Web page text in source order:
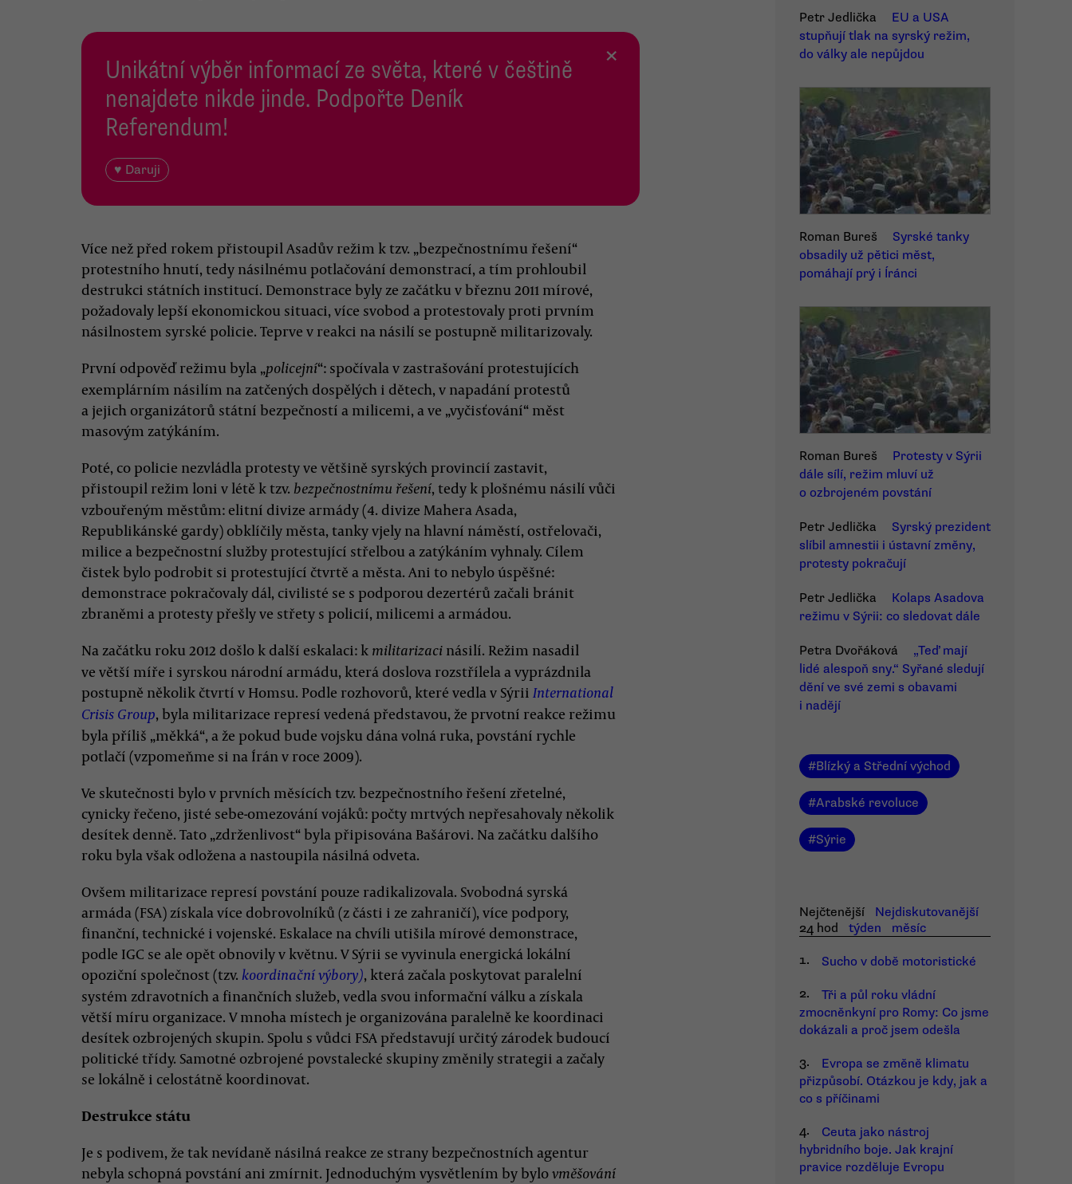
Unikátní výběr informací ze světa, které v češtině
nenajdete nikde jinde. Podpořte Deník
Referendum!
♥ Daruji
×
Více než před rokem přistoupil Asadův režim k tzv. „bezpečnostnímu řešení“
protestního hnutí, tedy násilnému potlačování demonstrací, a tím prohloubil
destrukci státních institucí. Demonstrace byly ze začátku v březnu 2011 mírové,
požadovaly lepší ekonomickou situaci, více svobod a protestovaly proti prvním
násilnostem syrské policie. Teprve v reakci na násilí se postupně militarizovaly.
První odpověď režimu byla „policejní“: spočívala v zastrašování protestujících
exemplárním násilím na zatčených dospělých i dětech, v napadání protestů
a jejich organizátorů státní bezpečností a milicemi, a ve „vyčisťování“ měst
masovým zatýkáním.
Poté, co policie nezvládla protesty ve většině syrských provincií zastavit,
přistoupil režim loni v létě k tzv. bezpečnostnímu řešení, tedy k plošnému násilí vůči
vzbouřeným městům: elitní divize armády (4. divize Mahera Asada,
Republikánské gardy) obklíčily města, tanky vjely na hlavní náměstí, ostřelovači,
milice a bezpečnostní služby protestující střelbou a zatýkáním vyhnaly. Cílem
čistek bylo podrobit si protestující čtvrtě a města. Ani to nebylo úspěšné:
demonstrace pokračovaly dál, civilisté se s podporou dezertérů začali bránit
zbraněmi a protesty přešly ve střety s policií, milicemi a armádou.
Na začátku roku 2012 došlo k další eskalaci: k militarizaci násilí. Režim nasadil
ve větší míře i syrskou národní armádu, která doslova rozstřílela a vyprázdnila
postupně několik čtvrtí v Homsu. Podle rozhovorů, které vedla v Sýrii International
Crisis Group, byla militarizace represí vedená představou, že prvotní reakce režimu
byla příliš „měkká“, a že pokud bude vojsku dána volná ruka, povstání rychle
potlačí (vzpomeňme si na Írán v roce 2009).
Ve skutečnosti bylo v prvních měsících tzv. bezpečnostního řešení zřetelné,
cynicky řečeno, jisté sebe-omezování vojáků: počty mrtvých nepřesahovaly několik
desítek denně. Tato „zdrženlivost“ byla připisována Bašárovi. Na začátku dalšího
roku byla však odložena a nastoupila násilná odveta.
Ovšem militarizace represí povstání pouze radikalizovala. Svobodná syrská
armáda (FSA) získala více dobrovolníků (z části i ze zahraničí), více podpory,
finanční, technické i vojenské. Eskalace na chvíli utišila mírové demonstrace,
podle IGC se ale opět obnovily v květnu. V Sýrii se vyvinula energická lokální
opoziční společnost (tzv. koordinační výbory), která začala poskytovat paralelní
systém zdravotních a finančních služeb, vedla svou informační válku a získala
větší míru organizace. V mnoha místech je organizována paralelně ke koordinaci
desítek ozbrojených skupin. Spolu s vůdci FSA představují určitý zárodek budoucí
politické třídy. Samotné ozbrojené povstalecké skupiny změnily strategii a začaly
se lokálně i celostátně koordinovat.
Destrukce státu
Je s podivem, že tak nevídaně násilná reakce ze strany bezpečnostních agentur
nebyla schopná povstání ani zmírnit. Jednoduchým vysvětlením by bylovměšování
Petr Jedlička
EU a USA
stupňují tlak na syrský režim,
do války ale nepůjdou
Roman Bureš
Syrské tanky
obsadily už pětici měst,
pomáhají prý i Íránci
Roman Bureš
Protesty v Sýrii
dále sílí, režim mluví už
o ozbrojeném povstání
Petr Jedlička
Syrský prezident
slíbil amnestii i ústavní změny,
protesty pokračují
Petr Jedlička
Kolaps Asadova
režimu v Sýrii: co sledovat dále
Petra Dvořáková
„Teď mají
lidé alespoň sny.“ Syřané sledují
dění ve své zemi s obavami
i nadějí
#Blízký a Střední východ
#Arabské revoluce
#Sýrie
Nejčtenější
Nejdiskutovanější
24 hod
týden
měsíc
1.
Sucho v době motoristické
2.
Tři a půl roku vládní
zmocněnkyní pro Romy: Co jsme
dokázali a proč jsem odešla
3.
Evropa se změně klimatu
přizpůsobí. Otázkou je kdy, jak a
co s příčinami
4.
Ceuta jako nástroj
hybridního boje. Jak krajní
pravice rozděluje Evropu